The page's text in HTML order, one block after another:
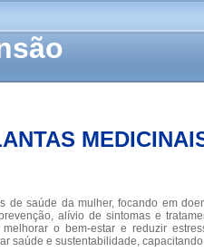
saúde da mulher, focando em
alívio de sintomas e
o bem-estar e reduzir
saúde e sustentabilidade,